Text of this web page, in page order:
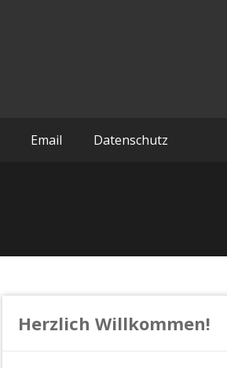
Email Datenschutz
Herzlich Willkommen!